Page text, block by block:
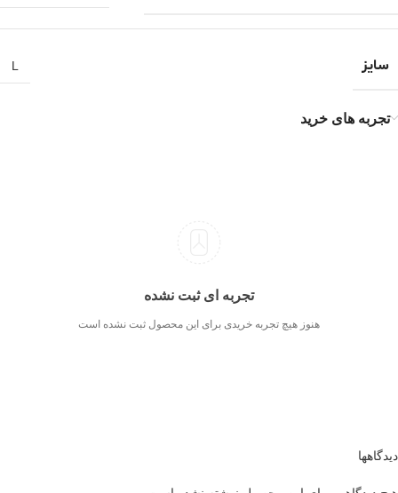
سایز L
تجربه های خرید
تجربه ای ثبت نشده
هنوز هیچ تجربه خریدی برای این محصول ثبت نشده است
دیدگاهها